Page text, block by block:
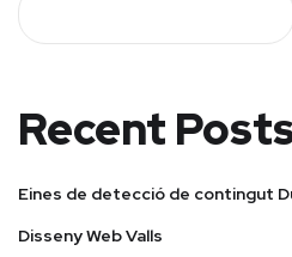
Recent
Eines de detecció de contingut
Disseny Web Valls